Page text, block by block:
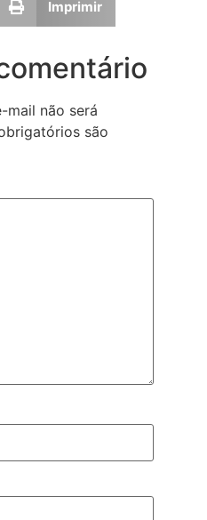
Imprimir
mail não será
são